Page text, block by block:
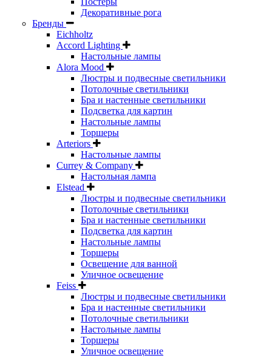
Декоративные рога
Бренды
Eichholtz
Accord Lighting
Настольные лампы
Alora Mood
Люстры и подвесные светильники
Потолочные светильники
Бра и настенные светильники
Подсветка для картин
Настольные лампы
Торшеры
Arteriors
Настольные лампы
Currey & Company
Настольная лампа
Elstead
Люстры и подвесные светильники
Потолочные светильники
Бра и настенные светильники
Подсветка для картин
Настольные лампы
Торшеры
Освещение для ванной
Уличное освещение
Feiss
Люстры и подвесные светильники
Бра и настенные светильники
Потолочные светильники
Настольные лампы
Торшеры
Уличное освещение